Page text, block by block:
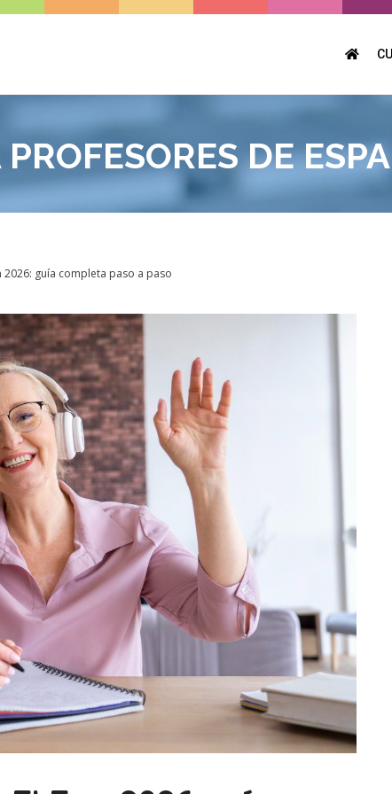
DE
2026: guía completa paso a paso